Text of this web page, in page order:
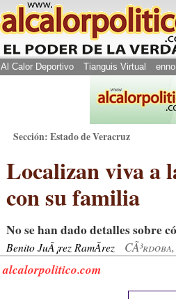
Al Calor Deportivo Tianguis Virtual
Sección: Estado de Veracruz
Localizan viva a
con su familia
No se han dado detalles sobre
Benito JuÃ¡rez RamÃ­rez
alcalorpolitico.com